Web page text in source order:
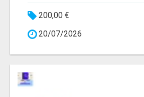
200,00 €
20/07/2026